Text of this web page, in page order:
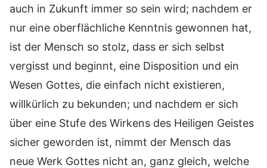
auch in Zukunft immer so sein wird; nachdem er
nur eine oberflächliche Kenntnis gewonnen hat,
ist der Mensch so stolz, dass er sich selbst
vergisst und beginnt, eine Disposition und ein
Wesen Gottes, die einfach nicht existieren,
willkürlich zu bekunden; und nachdem er sich
über eine Stufe des Wirkens des Heiligen Geistes
sicher geworden ist, nimmt der Mensch das
neue Werk Gottes nicht an, ganz gleich, welche